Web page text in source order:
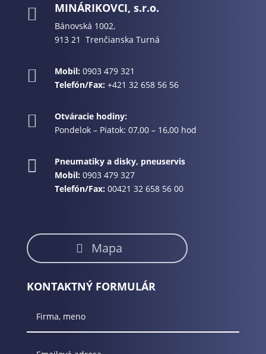
 MINÁRIKOVCI, s.r.o.
Bánovská 1002,
913 21 Trenčianska Turná
 Mobil: 0903 479 321
Telefón/Fax:+421 32 658 56 56

Otváracie hodiny:
Pondelok – Piatok: 07,00 – 16,00 hod

Pneumatiky a disky, pneuservis
Mobil: 0903 479 327
Telefón/Fax:00421 32 658 56 00
Mapa
KONTAKTNÝ FORMULÁR